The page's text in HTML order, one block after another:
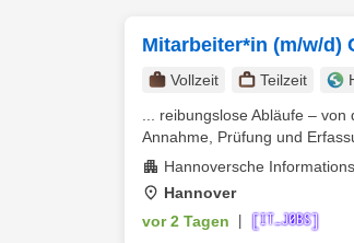
Mitarbeiter*in (m/w/d)
Vollzeit Teilzeit
... reibungslose Abläufe –
Annahme, Prüfung und
Hannoversche
Hannover
vor 2 Tagen